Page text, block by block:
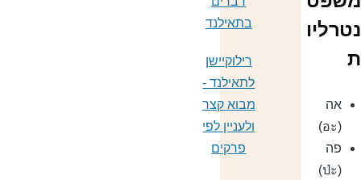
אה
פה
בתאילנד
רילוקיישן
לתאילנד -
מבוא קצר
ולעניין לפי
פרקים